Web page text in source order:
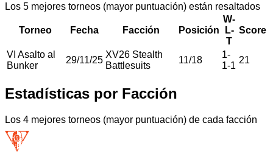
Los 5 mejores torneos (mayor puntuación) están resaltados
Torneo Fecha Facción Posición
W-
L-
T
Score
VI Asalto al
Bunker
29/11/25
XV26 Stealth
Battlesuits
11/18
1-
1-1
21
Estadísticas por Facción
Los 4 mejores torneos (mayor puntuación) de cada facción